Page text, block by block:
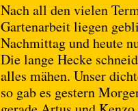
Nach all den vielen
Gartenarbeit liegen
Nachmittag und heute
Die lange Hecke
alles mähen. Unser
so gab es gestern